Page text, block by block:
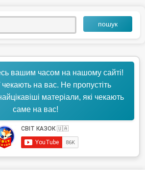
пошук
вашим часом на нашому сайті!
чекають на вас. Не пропустіть
матеріали, які чекають
саме на вас!